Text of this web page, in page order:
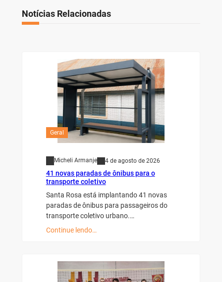
Notícias Relacionadas
Geral
Micheli Armanje 4 de agosto de 2026
41 novas paradas de ônibus para o
transporte coletivo
Santa Rosa está implantando 41 novas
paradas de ônibus para passageiros do
transporte coletivo urbano.…
Continue lendo…